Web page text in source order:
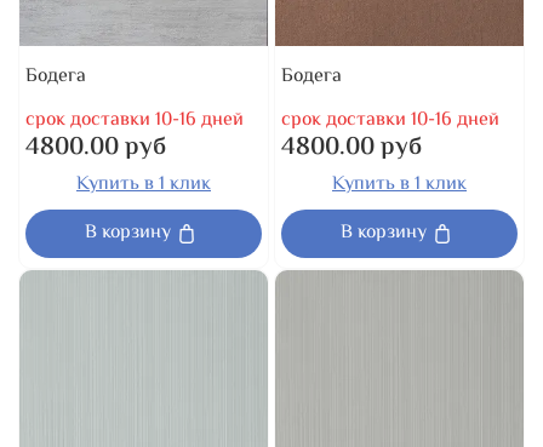
Бодега
срок доставки 10-16 дней
4800.00 руб
Купить в 1 клик
В корзину
Бодега
срок доставки 10-16 дней
4800.00 руб
Купить в 1 клик
В корзину